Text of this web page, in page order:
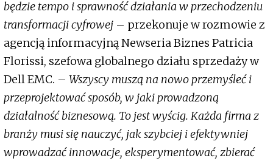
będzie tempo i sprawność działania w przechodzeniu
transformacji cyfrowej – przekonuje w rozmowie z
agencją informacyjną Newseria Biznes Patricia
Florissi, szefowa globalnego działu sprzedaży w
Dell EMC. – Wszyscy muszą na nowo przemyśleć i
przeprojektować sposób, w jaki prowadzoną
działalność biznesową. To jest wyścig. Każda firma z
branży musi się nauczyć, jak szybciej i efektywniej
wprowadzać innowacje, eksperymentować, zbierać